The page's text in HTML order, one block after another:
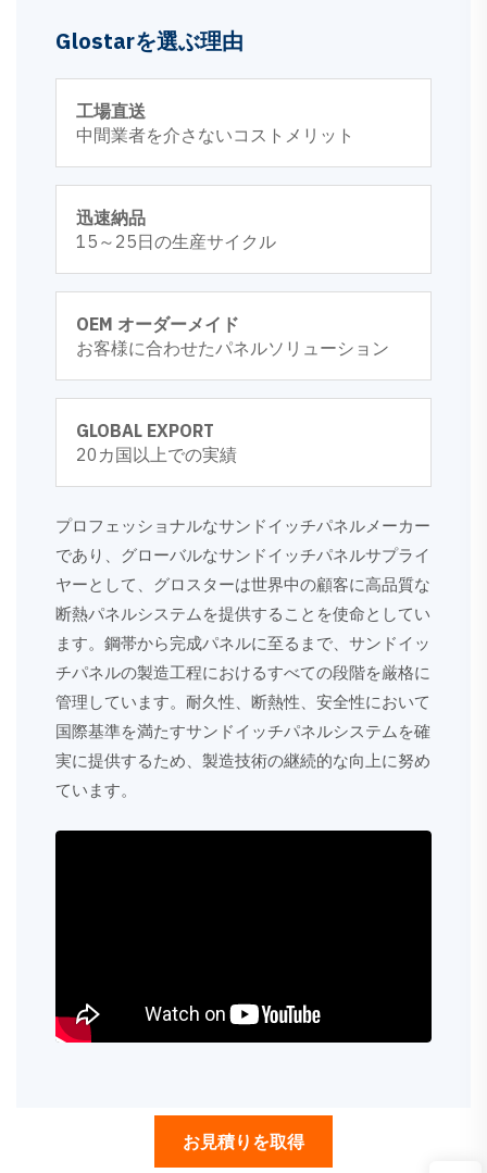
Glostarを選ぶ理由
工場直送
中間業者を介さないコストメリット
迅速納品
15～25日の生産サイクル
OEM オーダーメイド
お客様に合わせたパネルソリューション
GLOBAL EXPORT
20カ国以上での実績
プロフェッショナルなサンドイッチパネルメーカー
であり、グローバルなサンドイッチパネルサプライ
ヤーとして、グロスターは世界中の顧客に高品質な
断熱パネルシステムを提供することを使命としてい
ます。鋼帯から完成パネルに至るまで、サンドイッ
チパネルの製造工程におけるすべての段階を厳格に
管理しています。耐久性、断熱性、安全性において
国際基準を満たすサンドイッチパネルシステムを確
実に提供するため、製造技術の継続的な向上に努め
ています。
お見積りを取得